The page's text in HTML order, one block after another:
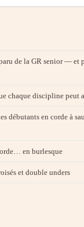
de la GR senior — et
chaque discipline peut
débutants en corde à
en burlesque
et double unders